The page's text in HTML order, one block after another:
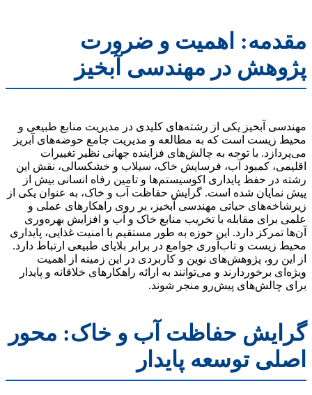
مقدمه: اهمیت و ضرورت
پژوهش در مهندسی آبخیز
مهندسی آبخیز یکی از رشته‌های کلیدی در مدیریت منابع طبیعی و
محیط زیست است که به مطالعه و مدیریت جامع حوضه‌های آبریز
می‌پردازد. با توجه به چالش‌های فزاینده جهانی نظیر تغییرات
اقلیمی، کمبود آب، فرسایش خاک، سیلاب و خشکسالی، نقش این
رشته در حفظ پایداری اکوسیستم‌ها و تامین رفاه انسانی بیش از
پیش نمایان شده است. گرایش حفاظت آب و خاک، به عنوان یکی از
زیرشاخه‌های حیاتی مهندسی آبخیز، بر روی راهکارهای عملی و
علمی برای مقابله با تخریب منابع خاک و آب و افزایش بهره‌وری
آن‌ها تمرکز دارد. این حوزه به طور مستقیم با امنیت غذایی، پایداری
محیط زیست و تاب‌آوری جوامع در برابر بلایای طبیعی ارتباط دارد.
از این رو، پژوهش‌های نوین و کاربردی در این زمینه از اهمیت
ویژه‌ای برخوردارند و می‌توانند به ارائه راهکارهای خلاقانه و پایدار
برای چالش‌های پیش‌رو منجر شوند.
گرایش حفاظت آب و خاک: محور
اصلی توسعه پایدار